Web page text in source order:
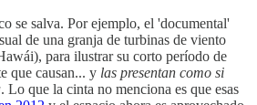
se salva. Por ejemplo, el 'documental'
de una granja de turbinas de viento
para ilustrar su corto período de
que causan... y las presentan como si
. Lo que la cinta no menciona es que esas